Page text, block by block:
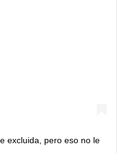
excluida, pero eso no le